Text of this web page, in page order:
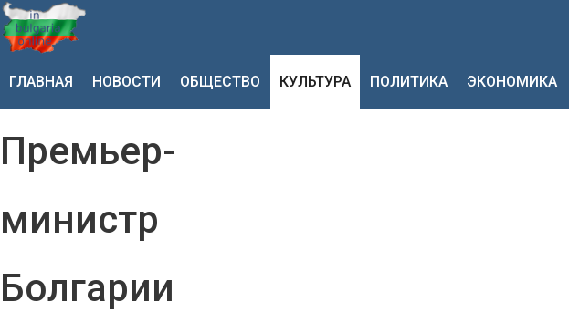
ГЛАВНАЯ НОВОСТИ ОБЩЕСТВО КУЛЬТУРА ПОЛИТИКА ЭКОНОМИКА
Премьер-
министр
Болгарии